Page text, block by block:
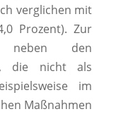
verglichen mit
Prozent). Zur
neben den
die nicht als
im
Maßnahmen